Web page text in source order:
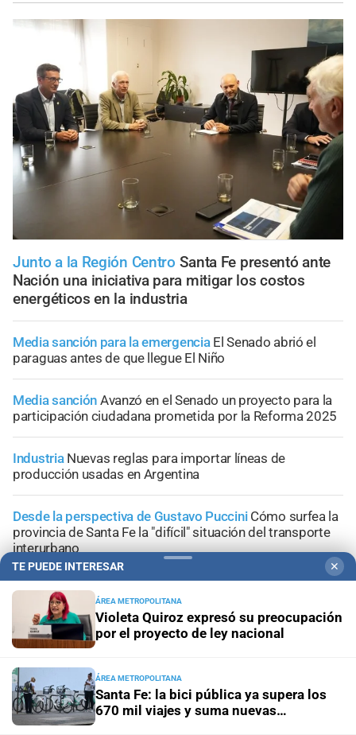
Junto a la Región Centro Santa Fe presentó ante
Nación una iniciativa para mitigar los costos
energéticos en la industria
Media sanción para la emergencia El Senado abrió el
paraguas antes de que llegue El Niño
Media sanción Avanzó en el Senado un proyecto para la
participación ciudadana prometida por la Reforma 2025
Industria Nuevas reglas para importar líneas de
producción usadas en Argentina
Desde la perspectiva de Gustavo Puccini Cómo surfea la
provincia de Santa Fe la "difícil" situación del transporte
interurbano
+Área Metropolitana
TE PUEDE INTERESAR ✕
ÁREA METROPOLITANA
Violeta Quiroz expresó su preocupación
por el proyecto de ley nacional
ÁREA METROPOLITANA
Santa Fe: la bici pública ya supera los
670 mil viajes y suma nuevas